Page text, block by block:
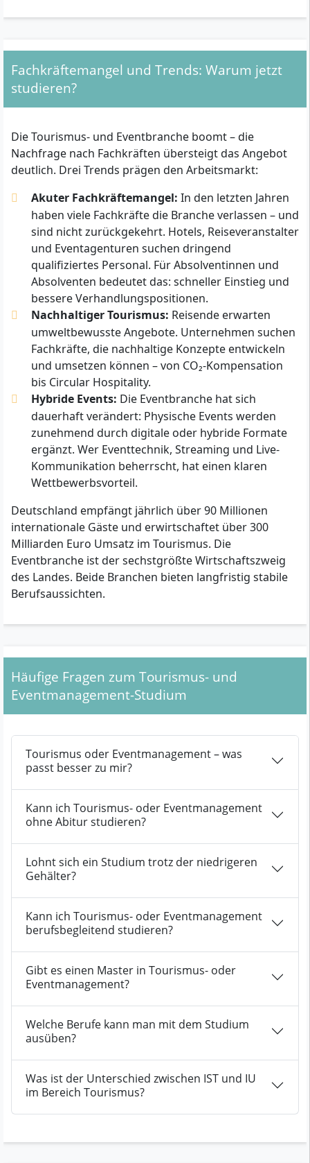
Fachkräftemangel und Trends: Warum jetzt
studieren?
Die Tourismus- und Eventbranche boomt – die
Nachfrage nach Fachkräften übersteigt das Angebot
deutlich. Drei Trends prägen den Arbeitsmarkt:
Akuter Fachkräftemangel: In den letzten Jahren
haben viele Fachkräfte die Branche verlassen – und
sind nicht zurückgekehrt. Hotels, Reiseveranstalter
und Eventagenturen suchen dringend
qualifiziertes Personal. Für Absolventinnen und
Absolventen bedeutet das: schneller Einstieg und
bessere Verhandlungspositionen.
Nachhaltiger Tourismus: Reisende erwarten
umweltbewusste Angebote. Unternehmen suchen
Fachkräfte, die nachhaltige Konzepte entwickeln
und umsetzen können – von CO₂-Kompensation
bis Circular Hospitality.
Hybride Events: Die Eventbranche hat sich
dauerhaft verändert: Physische Events werden
zunehmend durch digitale oder hybride Formate
ergänzt. Wer Eventtechnik, Streaming und Live-
Kommunikation beherrscht, hat einen klaren
Wettbewerbsvorteil.
Deutschland empfängt jährlich über 90 Millionen
internationale Gäste und erwirtschaftet über 300
Milliarden Euro Umsatz im Tourismus. Die
Eventbranche ist der sechstgrößte Wirtschaftszweig
des Landes. Beide Branchen bieten langfristig stabile
Berufsaussichten.
Häufige Fragen zum Tourismus- und
Eventmanagement-Studium
Tourismus oder Eventmanagement – was
passt besser zu mir?
Kann ich Tourismus- oder Eventmanagement
ohne Abitur studieren?
Lohnt sich ein Studium trotz der niedrigeren
Gehälter?
Kann ich Tourismus- oder Eventmanagement
berufsbegleitend studieren?
Gibt es einen Master in Tourismus- oder
Eventmanagement?
Welche Berufe kann man mit dem Studium
ausüben?
Was ist der Unterschied zwischen IST und IU
im Bereich Tourismus?